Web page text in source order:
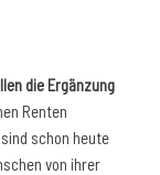
die Ergänzung
Renten
schon heute
von ihrer